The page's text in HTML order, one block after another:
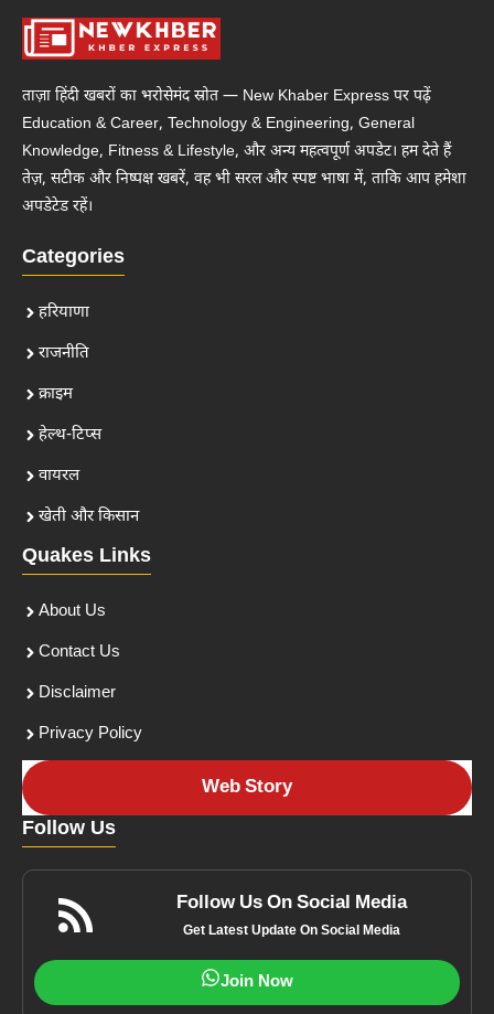
ताज़ा हिंदी खबरों का भरोसेमंद स्रोत — New Khaber Express पर पढ़ें
Education & Career, Technology & Engineering, General
Knowledge, Fitness & Lifestyle, और अन्य महत्वपूर्ण अपडेट। हम देते हैं
तेज़, सटीक और निष्पक्ष खबरें, वह भी सरल और स्पष्ट भाषा में, ताकि आप हमेशा
अपडेटेड रहें।
Categories
हरियाणा
राजनीति
क्राइम
हेल्थ-टिप्स
वायरल
खेती और किसान
Quakes Links
About Us
Contact Us
Disclaimer
Privacy Policy
Web Story
Follow Us
Follow Us On Social Media
Get Latest Update On Social Media
Join Now